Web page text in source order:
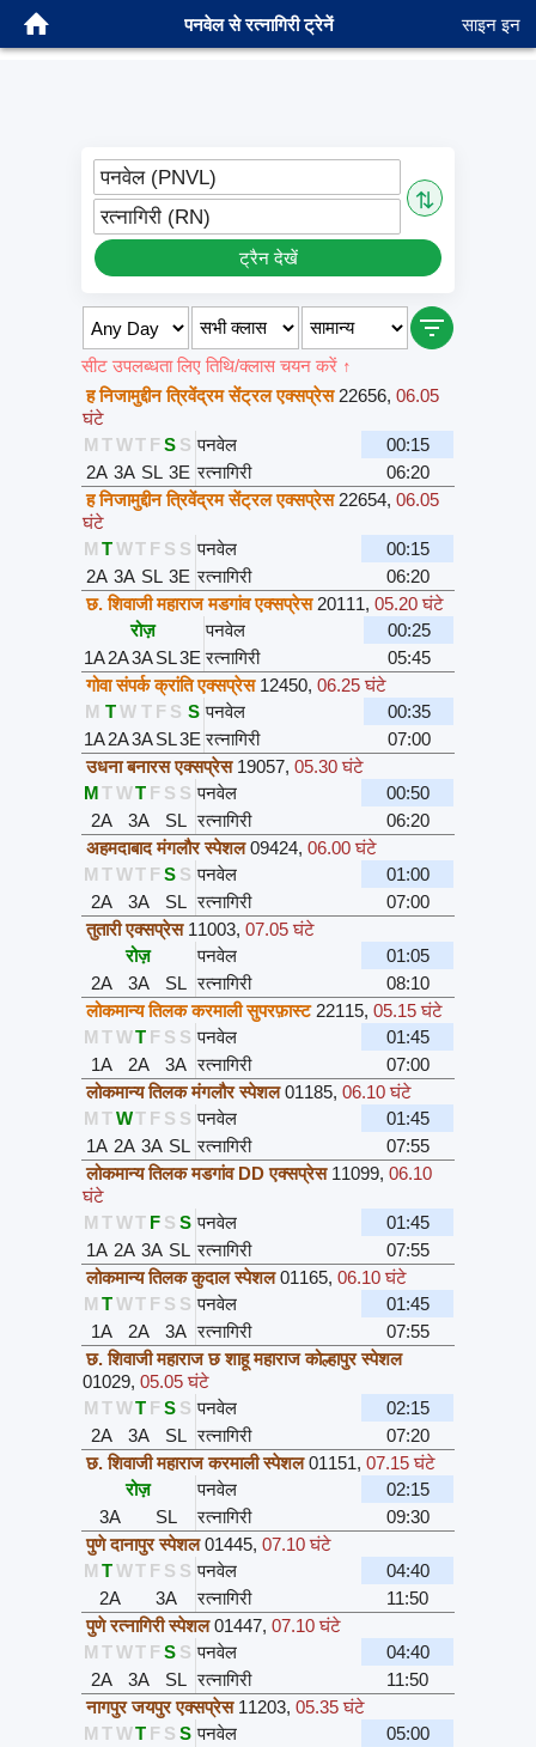
पनवेल से रत्नागिरी ट्रेनें साइन इन
पनवेल (PNVL)
⇅
रत्नागिरी (RN)
ट्रैन देखें
सीट उपलब्धता लिए तिथि/क्लास चयन करें ↑
ह निजामुद्दीन त्रिवेंद्रम सेंट्रल एक्सप्रेस 22656,06.05
घंटे
M TWT FS S पनवेल
00:15
2A 3A SL 3E रत्नागिरी
06:20
ह निजामुद्दीन त्रिवेंद्रम सेंट्रल एक्सप्रेस 22654,06.05
घंटे
M TWT F S S पनवेल
00:15
2A 3A SL 3E रत्नागिरी
06:20
छ. शिवाजी महाराज मडगांव एक्सप्रेस 20111,05.20 घंटे
रोज़
पनवेल
00:25
1A2A3ASL3E रत्नागिरी
05:45
गोवा संपर्क क्रांति एक्सप्रेस 12450,06.25 घंटे
M T W T F S S पनवेल
00:35
1A2A3ASL3E रत्नागिरी
07:00
उधना बनारस एक्सप्रेस 19057,05.30 घंटे
MTWT F S S पनवेल
00:50
2A
3A SL रत्नागिरी
06:20
अहमदाबाद मंगलौर स्पेशल 09424,06.00 घंटे
M TWT FS S पनवेल
01:00
2A
3A SL रत्नागिरी
07:00
तुतारी एक्सप्रेस 11003,07.05 घंटे
रोज़
पनवेल
01:05
2A
3A SL रत्नागिरी
08:10
लोकमान्य तिलक करमाली सुपरफ़ास्ट 22115,05.15 घंटे
M TWT F S S पनवेल
01:45
1A
2A 3A रत्नागिरी
07:00
लोकमान्य तिलक मंगलौर स्पेशल 01185,06.10 घंटे
M TWT F S S पनवेल
01:45
1A 2A 3A SL रत्नागिरी
07:55
लोकमान्य तिलक मडगांव DD एक्सप्रेस 11099,06.10
घंटे
M TWT F S S पनवेल
01:45
1A 2A 3A SL रत्नागिरी
07:55
लोकमान्य तिलक कुदाल स्पेशल 01165,06.10 घंटे
M TWT F S S पनवेल
01:45
1A
2A 3A रत्नागिरी
07:55
छ. शिवाजी महाराज छ शाहू महाराज कोल्हापुर स्पेशल
01029,05.05 घंटे
M TWT FS S पनवेल
02:15
2A
3A SL रत्नागिरी
07:20
छ. शिवाजी महाराज करमाली स्पेशल 01151,07.15 घंटे
रोज़
पनवेल
02:15
3A
SL रत्नागिरी
09:30
पुणे दानापुर स्पेशल 01445,07.10 घंटे
M TWT F S S पनवेल
04:40
2A
3A रत्नागिरी
11:50
पुणे रत्नागिरी स्पेशल 01447,07.10 घंटे
M TWT FS S पनवेल
04:40
2A
3A SL रत्नागिरी
11:50
नागपुर जयपुर एक्सप्रेस 11203,05.35 घंटे
M TWT F S S पनवेल
05:00